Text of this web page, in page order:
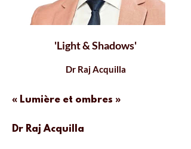
Nous accueillons le Dr Karim Sayed
d'Oslo, en Norvège. Le Dr Sayed est
Allergan dans la région nordique. Il est
également expert au sein du Conseil
consultatif sur les complications
norvégienne de médecine esthétique.
Dans notre 1er webinaire IA, le Dr
'Light & Shadows'
Dr Raj Acquilla
« Lumière et ombres »
Dr Raj Acquilla